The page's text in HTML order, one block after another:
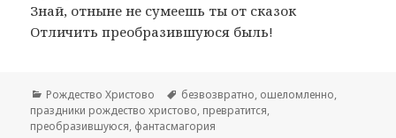
Знай, отныне не сумеешь ты от сказок
Отличить преобразившуюся быль!
Рубрики
Рождество Христово Метки
безвозвратно, ошеломленно,
праздники рождество христово, превратится,
преобразившуюся, фантасмагория